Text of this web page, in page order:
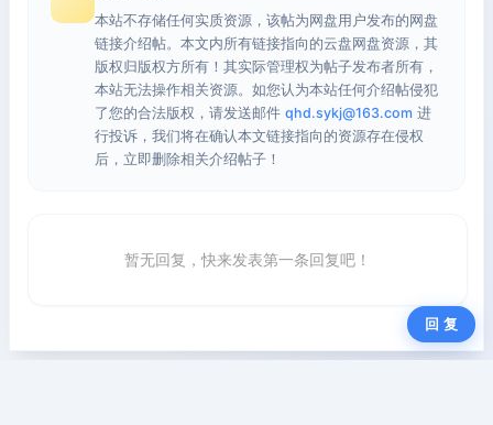
本站不存储任何实质资源，该帖为网盘用户发布的网盘
链接介绍帖。本文内所有链接指向的云盘网盘资源，其
版权归版权方所有！其实际管理权为帖子发布者所有，
本站无法操作相关资源。如您认为本站任何介绍帖侵犯
了您的合法版权，请发送邮件 qhd.sykj@163.com 进
行投诉，我们将在确认本文链接指向的资源存在侵权
后，立即删除相关介绍帖子！
暂无回复，快来发表第一条回复吧！
回 复